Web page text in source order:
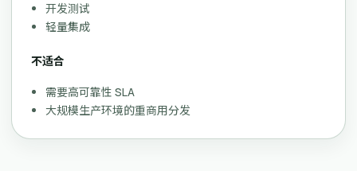
开发测试
轻量集成
不适合
需要高可靠性 SLA
大规模生产环境的重商用分发